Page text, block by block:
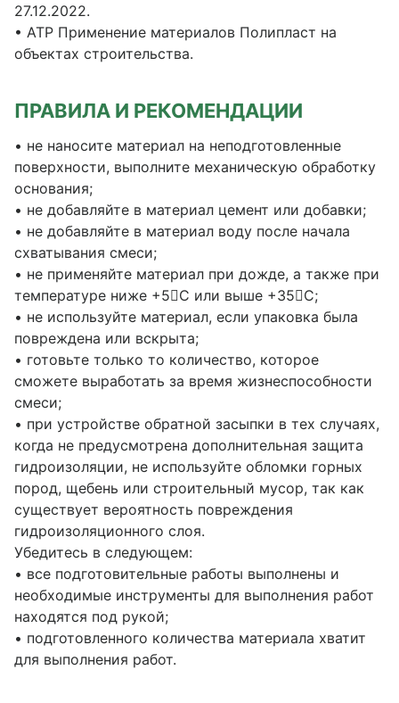
27.12.2022.
• АТР Применение материалов Полипласт на
объектах строительства.
ПРАВИЛА И РЕКОМЕНДАЦИИ
• не наносите материал на неподготовленные
поверхности, выполните механическую обработку
основания;
• не добавляйте в материал цемент или добавки;
• не добавляйте в материал воду после начала
схватывания смеси;
• не применяйте материал при дожде, а также при
температуре ниже +5С или выше +35С;
• не используйте материал, если упаковка была
повреждена или вскрыта;
• готовьте только то количество, которое
сможете выработать за время жизнеспособности
смеси;
• при устройстве обратной засыпки в тех случаях,
когда не предусмотрена дополнительная защита
гидроизоляции, не используйте обломки горных
пород, щебень или строительный мусор, так как
существует вероятность повреждения
гидроизоляционного слоя.
Убедитесь в следующем:
• все подготовительные работы выполнены и
необходимые инструменты для выполнения работ
находятся под рукой;
• подготовленного количества материала хватит
для выполнения работ.